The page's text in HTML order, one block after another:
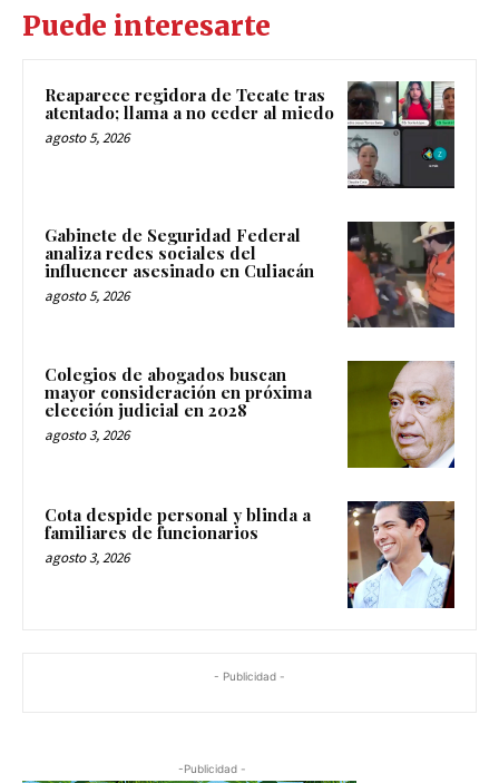
Puede interesarte
Reaparece regidora de Tecate tras
atentado; llama a no ceder al miedo
agosto 5, 2026
Gabinete de Seguridad Federal
analiza redes sociales del
influencer asesinado en Culiacán
agosto 5, 2026
Colegios de abogados buscan
mayor consideración en próxima
elección judicial en 2028
agosto 3, 2026
Cota despide personal y blinda a
familiares de funcionarios
agosto 3, 2026
- Publicidad -
-Publicidad -